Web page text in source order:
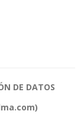
DE DATOS